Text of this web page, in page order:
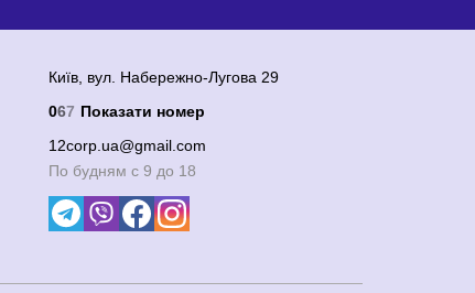
Київ, вул. Набережно-Лугова 29
067 Показати номер
12corp.ua@gmail.com
По будням с 9 до 18